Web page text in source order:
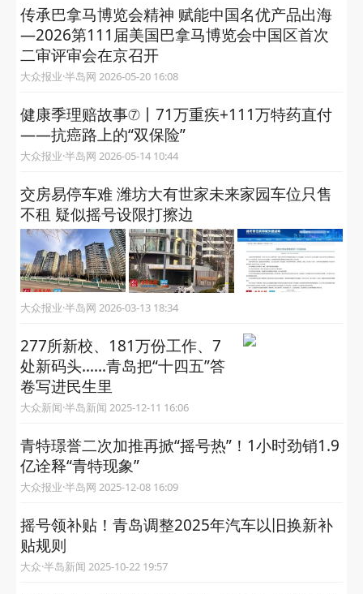
传承巴拿马博览会精神 赋能中国名优产品出海
—2026第111届美国巴拿马博览会中国区首次
二审评审会在京召开
大众报业·半岛网 2026-05-20 16:08
健康季理赔故事⑦丨71万重疾+111万特药直付
——抗癌路上的“双保险”
大众报业·半岛网 2026-05-14 10:44
交房易停车难 潍坊大有世家未来家园车位只售
不租 疑似摇号设限打擦边
大众报业·半岛网 2026-03-13 18:34
277所新校、181万份工作、7
处新码头……青岛把“十四五”答
卷写进民生里
大众新闻·半岛新闻 2025-12-11 16:06
青特璟誉二次加推再掀“摇号热”！1小时劲销1.9
亿诠释“青特现象”
大众报业·半岛网 2025-12-08 16:09
摇号领补贴！青岛调整2025年汽车以旧换新补
贴规则
大众·半岛新闻 2025-10-22 19:57